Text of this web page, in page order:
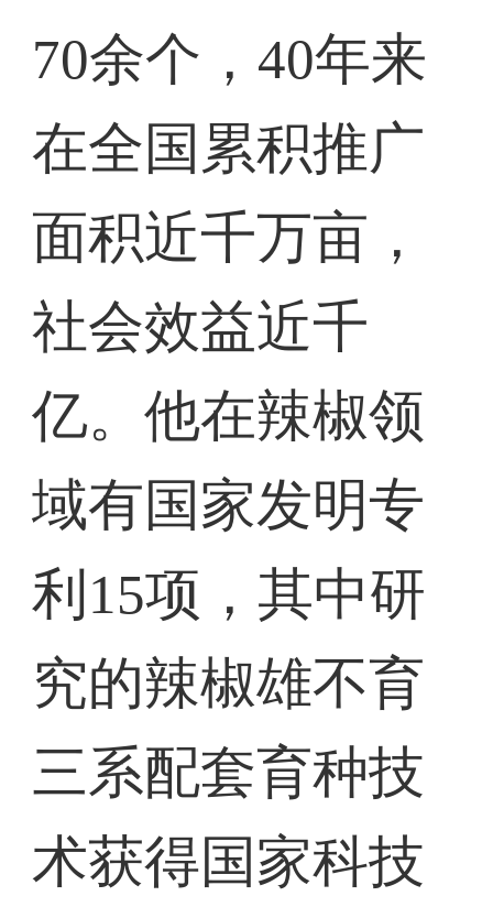
70余个，40年来
在全国累积推广
面积近千万亩，
社会效益近千
亿。他在辣椒领
域有国家发明专
利15项，其中研
究的辣椒雄不育
三系配套育种技
术获得国家科技